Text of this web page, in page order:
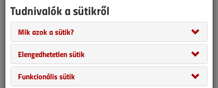
1990 Ft-ért, online bankkártyás fizetéssel, azonnal
megvásárolhatja a lapszámot, ezzel hozzáférést kap a szám
összes cikkéhez, amit pdf formátumban le is tölthet.
EZT A LAPSZÁMOT
Tudnivalók a sütikről
Mik azok a sütik?
Elengedhetetlen sütik
Funkcionális sütik